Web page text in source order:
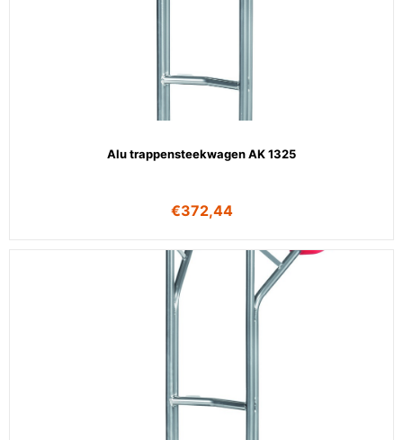
Alu trappensteekwagen AK 1325
€372,44